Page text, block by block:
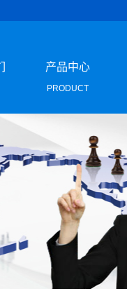
产品中心
PRODUCT
激光防伪标签
二维码防伪标签
定位烫印防伪标签
不干胶防伪标签
特色防伪标签